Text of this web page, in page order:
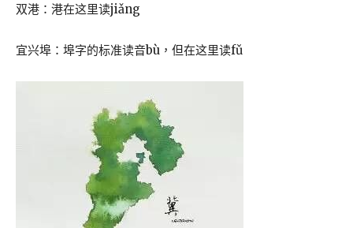
双港：港在这里读jiǎng
宜兴埠：埠字的标准读音bù，但在这里读fǔ